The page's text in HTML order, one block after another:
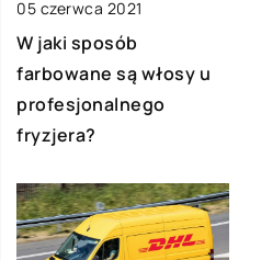
05 czerwca 2021
W jaki sposób
farbowane są włosy u
profesjonalnego
fryzjera?